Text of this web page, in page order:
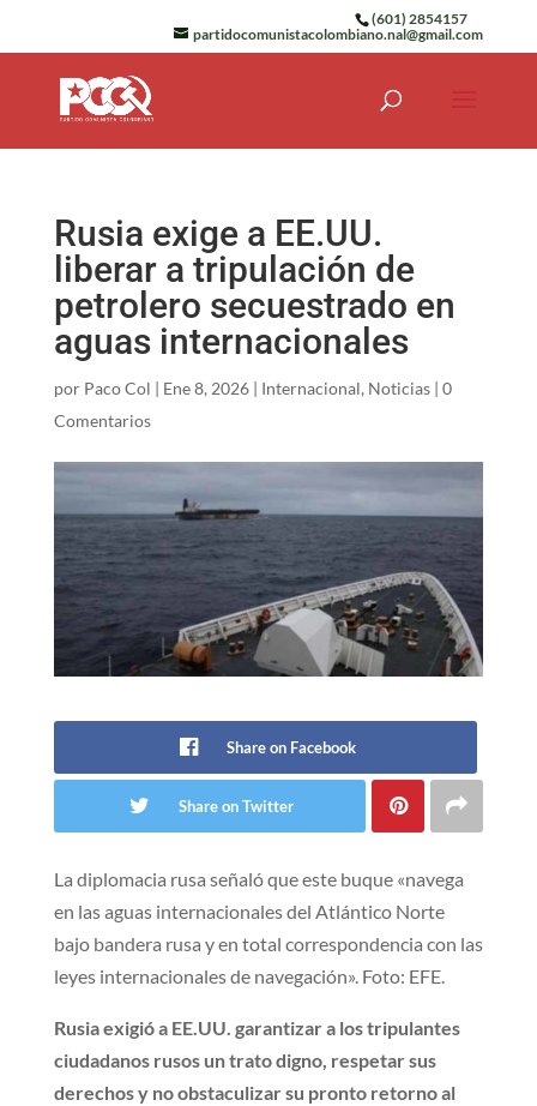
(601) 2854157
partidocomunistacolombiano.nal@gmail.com
Rusia exige a EE.UU.
liberar a tripulación de
petrolero secuestrado en
aguas internacionales
por Paco Col | Ene 8, 2026| Internacional, Noticias| 0
Comentarios
Share on Facebook
Share on Twitter
La diplomacia rusa señaló que este buque «navega
en las aguas internacionales del Atlántico Norte
bajo bandera rusa y en total correspondencia con las
leyes internacionales de navegación». Foto: EFE.
Rusia exigió a EE.UU. garantizar a los tripulantes
ciudadanos rusos un trato digno, respetar sus
derechos y no obstaculizar su pronto retorno al